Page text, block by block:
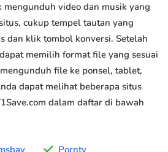
video dan musik yang
cukup tempel tautan yang
dan klik tombol konversi. Setelah
memilih format file yang sesuai
file ke ponsel, tablet,
dapat melihat beberapa situs
dalam daftar di bawah